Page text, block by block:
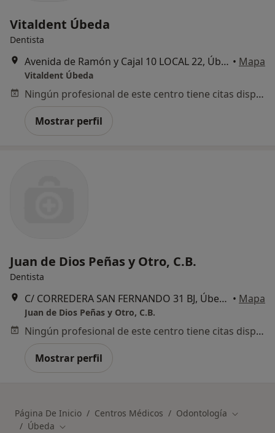
Vitaldent Úbeda
Dentista
Avenida de Ramón y Cajal 10 LOCAL 22, Úbeda • Mapa
Vitaldent Úbeda
Ningún profesional de este centro tiene citas disponibles
Mostrar perfil
Juan de Dios Peñas y Otro, C.B.
Dentista
C/ CORREDERA SAN FERNANDO 31 BJ, Úbeda • Mapa
Juan de Dios Peñas y Otro, C.B.
Ningún profesional de este centro tiene citas disponibles
Mostrar perfil
Página De Inicio Centros Médicos Odontología Cambiar
Úbeda Cambiar de ciudad